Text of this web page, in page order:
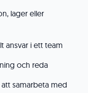
lager eller
ansvar i ett team
och reda
samarbeta med